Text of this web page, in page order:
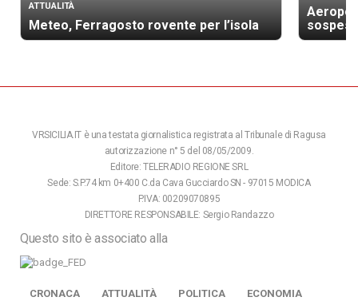
ATTUALITÀ
Meteo, Ferragosto rovente per l’isola
sospesi
VRSICILIA.IT è una testata giornalistica registrata al Tribunale di Ragusa
autorizzazione n° 5 del 08/05/2009.
Editore: TELERADIO REGIONE SRL
Sede: S.P.74 km 0+400 C.da Cava Gucciardo SN - 97015 MODICA
P.IVA: 00209070895
DIRETTORE RESPONSABILE: Sergio Randazzo
Questo sito è associato alla
CRONACA ATTUALITÀ POLITICA ECONOMIA